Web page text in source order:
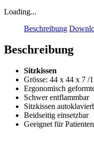
Loading...
Beschreibung
Beschreibung
Sitzkissen
Grösse: 44 x 44 x 7 /
Ergonomisch
Schwer entflammbar
Sitzkissen
Beidseitig einsetzbar
Geeignet für